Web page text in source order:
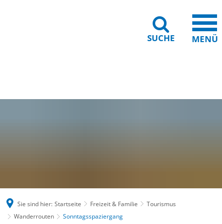
SUCHE MENÜ
Sie sind hier: Startseite Freizeit & Familie
Tourismus
Wanderrouten
Sonntagsspaziergang